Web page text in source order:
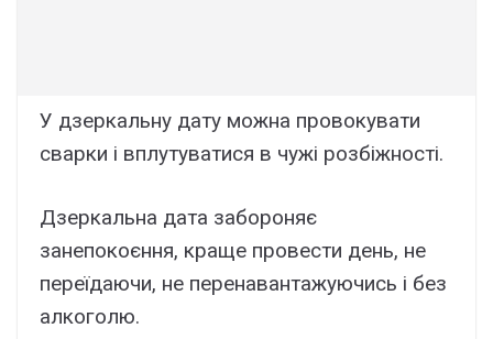
У дзеркальну дату можна провокувати
сварки і вплутуватися в чужі розбіжності.
Дзеркальна дата забороняє
занепокоєння, краще провести день, не
переїдаючи, не перенавантажуючись і без
алкоголю.